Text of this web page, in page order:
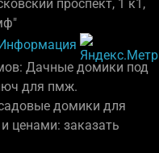
проспект, 1 к1,
Дачные домики под
для пмж.
домики для
ценами: заказать